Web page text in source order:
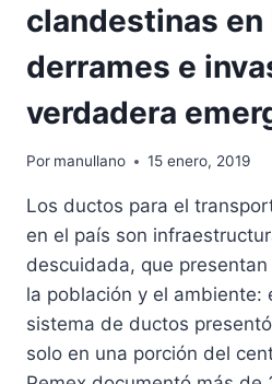
clandestinas
derrames e
verdadera
Por manullano 15 enero, 2019
Los ductos para el
en el país son
descuidada, que
la población y el ambiente:
sistema de ductos
solo en una porción del